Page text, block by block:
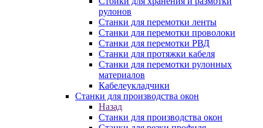
рулонов
Станки для перемотки ленты
Станки для перемотки проволоки
Станки для перемотки РВД
Станки для протяжки кабеля
Станки для перемотки рулонных
материалов
Кабелеукладчики
Станки для производства окон
Назад
Станки для производства окон